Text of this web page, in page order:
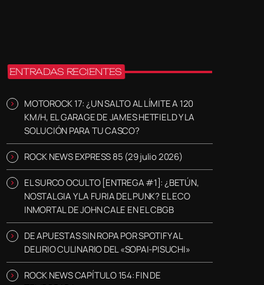
ENTRADAS RECIENTES
MOTOROCK 17: ¿UN SALTO AL LÍMITE A 120
KM/H, EL GARAGE DE JAMES HETFIELD Y LA
SOLUCIÓN PARA TU CASCO?
ROCK NEWS EXPRESS 85 (29 julio 2026)
EL SURCO OCULTO [ENTREGA #1]: ¿BETÚN,
NOSTALGIA Y LA FURIA DEL PUNK? EL ECO
INMORTAL DE JOHN CALE EN EL CBGB
DE APUESTAS SIN ROPA POR SPOTIFY AL
DELIRIO CULINARIO DEL «SOPAI-PISUCHI»
ROCK NEWS CAPÍTULO 154: FIN DE